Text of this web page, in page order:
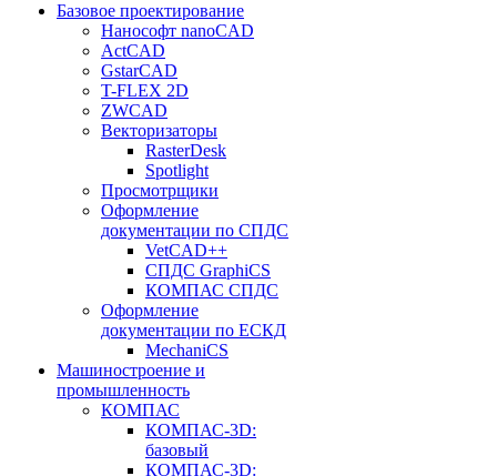
Базовое проектирование
Нанософт nanoCAD
ActCAD
GstarCAD
T-FLEX 2D
ZWCAD
Векторизаторы
RasterDesk
Spotlight
Просмотрщики
Оформление
документации по СПДС
VetCAD++
СПДС GraphiCS
КОМПАС СПДС
Оформление
документации по ЕСКД
MechaniCS
Машиностроение и
промышленность
КОМПАС
КОМПАС-3D:
базовый
КОМПАС-3D: